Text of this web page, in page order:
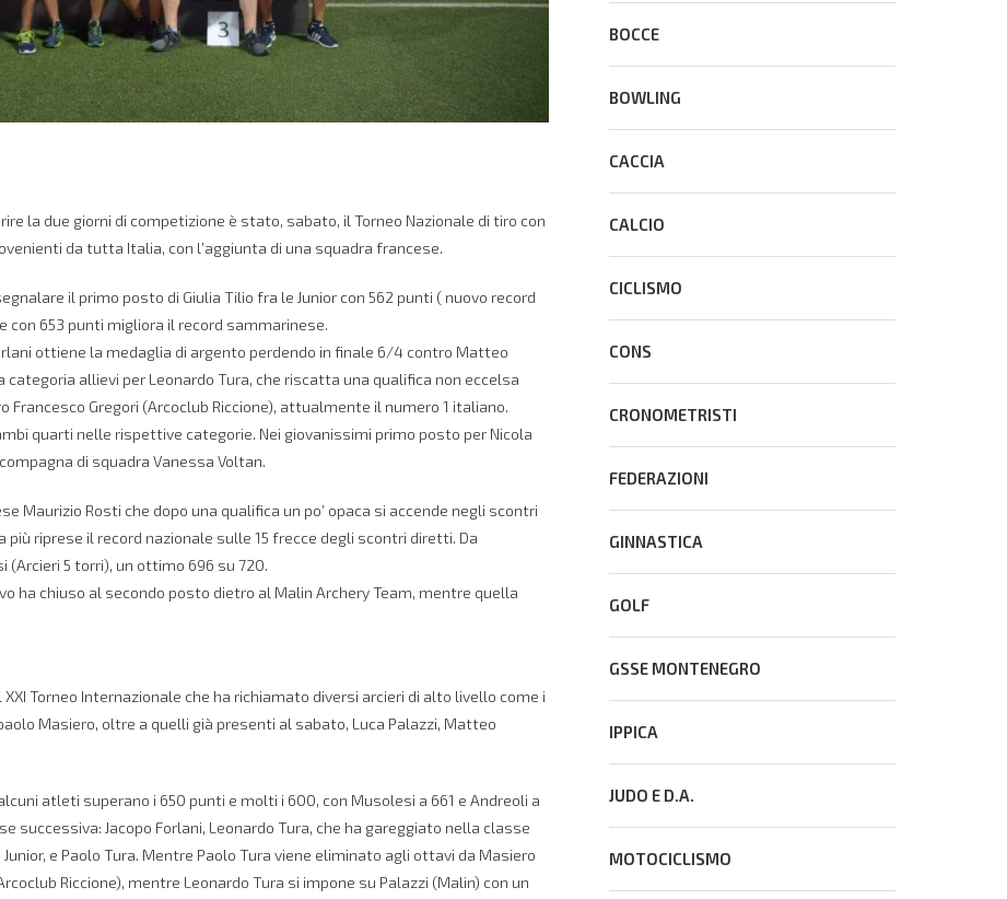
la due giorni di competizione è stato, sabato, il Torneo Nazionale di tiro con
da tutta Italia, con l’aggiunta di una squadra francese.
il primo posto di Giulia Tilio fra le Junior con 562 punti ( nuovo record
con 653 punti migliora il record sammarinese.
ottiene la medaglia di argento perdendo in finale 6/4 contro Matteo
allievi per Leonardo Tura, che riscatta una qualifica non eccelsa
Francesco Gregori (Arcoclub Riccione), attualmente il numero 1 italiano.
quarti nelle rispettive categorie. Nei giovanissimi primo posto per Nicola
di squadra Vanessa Voltan.
Maurizio Rosti che dopo una qualifica un po’ opaca si accende negli scontri
più riprese il record nazionale sulle 15 frecce degli scontri diretti. Da
(Arcieri 5 torri), un ottimo 696 su 720.
ha chiuso al secondo posto dietro al Malin Archery Team, mentre quella
Torneo Internazionale che ha richiamato diversi arcieri di alto livello come i
Masiero, oltre a quelli già presenti al sabato, Luca Palazzi, Matteo
atleti superano i 650 punti e molti i 600, con Musolesi a 661 e Andreoli a
successiva: Jacopo Forlani, Leonardo Tura, che ha gareggiato nella classe
e Paolo Tura. Mentre Paolo Tura viene eliminato agli ottavi da Masiero
Riccione), mentre Leonardo Tura si impone su Palazzi (Malin) con un
BOCCE
BOWLING
CACCIA
CALCIO
CICLISMO
CONS
CRONOMETRISTI
FEDERAZIONI
GINNASTICA
GOLF
GSSE MONTENEGRO
IPPICA
JUDO E D.A.
MOTOCICLISMO